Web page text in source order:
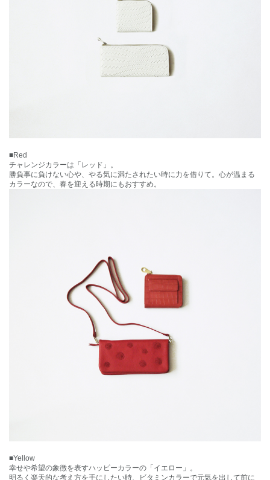
■Red
チャレンジカラーは「レッド」。
勝負事に負けない心や、やる気に満たされたい時に力を借りて。心が温まる
カラーなので、春を迎える時期にもおすすめ。
■Yellow
幸せや希望の象徴を表すハッピーカラーの「イエロー」。
明るく楽天的な考え方を手にしたい時、ビタミンカラーで元気を出して前に